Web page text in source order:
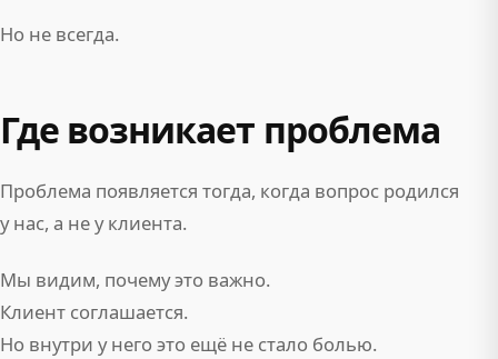
Но не всегда.
Где возникает проблема
Проблема появляется тогда, когда вопрос родился
у нас, а не у клиента.
Мы видим, почему это важно.
Клиент соглашается.
Но внутри у него это ещё не стало болью.